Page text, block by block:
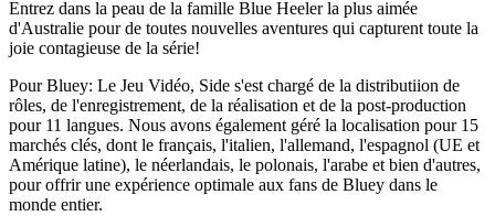
Entrez dans la peau de la famille Blue Heeler la plus aimée
d'Australie pour de toutes nouvelles aventures qui capturent toute la
joie contagieuse de la série!
Pour Bluey: Le Jeu Vidéo, Side s'est chargé de la distributiion de
rôles, de l'enregistrement, de la réalisation et de la post-production
pour 11 langues. Nous avons également géré la localisation pour 15
marchés clés, dont le français, l'italien, l'allemand, l'espagnol (UE et
Amérique latine), le néerlandais, le polonais, l'arabe et bien d'autres,
pour offrir une expérience optimale aux fans de Bluey dans le
monde entier.